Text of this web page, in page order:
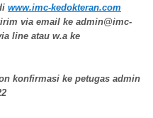
www.imc-kedokteran.com
via email ke admin@imc-
line atau w.a ke
konfirmasi ke petugas admin